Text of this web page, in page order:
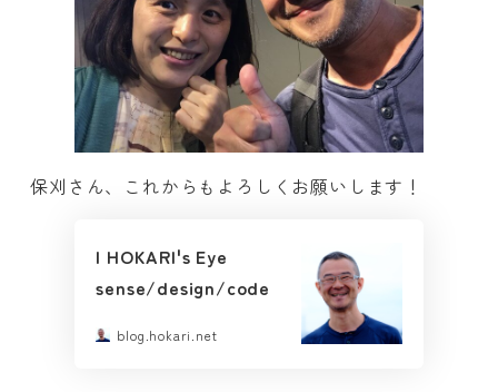
保刈さん、これからもよろしくお願いします！
| HOKARI's Eye
sense/design/code
blog.hokari.net